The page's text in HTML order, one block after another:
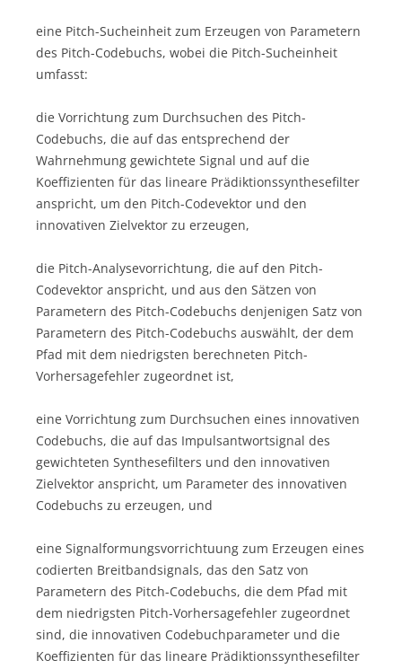
eine Pitch-Sucheinheit zum Erzeugen von Parametern
des Pitch-Codebuchs, wobei die Pitch-Sucheinheit
umfasst:
die Vorrichtung zum Durchsuchen des Pitch-
Codebuchs, die auf das entsprechend der
Wahrnehmung gewichtete Signal und auf die
Koeffizienten für das lineare Prädiktionssynthesefilter
anspricht, um den Pitch-Codevektor und den
innovativen Zielvektor zu erzeugen,
die Pitch-Analysevorrichtung, die auf den Pitch-
Codevektor anspricht, und aus den Sätzen von
Parametern des Pitch-Codebuchs denjenigen Satz von
Parametern des Pitch-Codebuchs auswählt, der dem
Pfad mit dem niedrigsten berechneten Pitch-
Vorhersagefehler zugeordnet ist,
eine Vorrichtung zum Durchsuchen eines innovativen
Codebuchs, die auf das Impulsantwortsignal des
gewichteten Synthesefilters und den innovativen
Zielvektor anspricht, um Parameter des innovativen
Codebuchs zu erzeugen, und
eine Signalformungsvorrichtuung zum Erzeugen eines
codierten Breitbandsignals, das den Satz von
Parametern des Pitch-Codebuchs, die dem Pfad mit
dem niedrigsten Pitch-Vorhersagefehler zugeordnet
sind, die innovativen Codebuchparameter und die
Koeffizienten für das lineare Prädiktionssynthesefilter